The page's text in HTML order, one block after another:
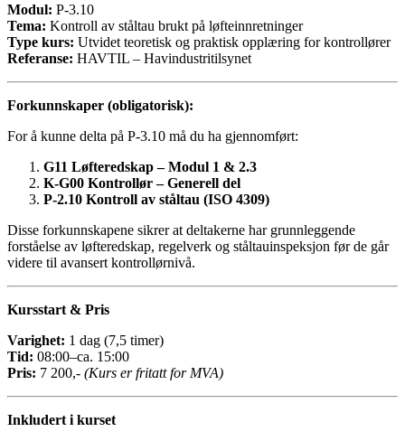
Modul: P-3.10
Tema: Kontroll av ståltau brukt på løfteinnretninger
Type kurs: Utvidet teoretisk og praktisk opplæring for kontrollører
Referanse: HAVTIL – Havindustritilsynet
Forkunnskaper (obligatorisk):
For å kunne delta på P-3.10 må du ha gjennomført:
G11 Løfteredskap – Modul 1 & 2.3
K-G00 Kontrollør – Generell del
P-2.10 Kontroll av ståltau (ISO 4309)
Disse forkunnskapene sikrer at deltakerne har grunnleggende
forståelse av løfteredskap, regelverk og ståltauinspeksjon før de går
videre til avansert kontrollørnivå.
Kursstart & Pris
Varighet: 1 dag (7,5 timer)
Tid: 08:00–ca. 15:00
Pris: 7 200,- (Kurs er fritatt for MVA)
Inkludert i kurset